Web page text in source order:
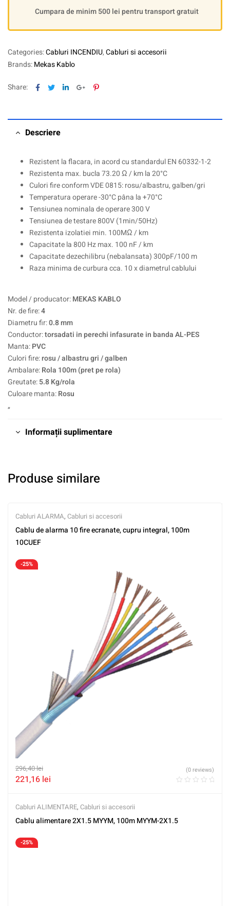
Cumpara de minim 500 lei pentru transport gratuit
Categories:Cabluri INCENDIU,Cabluri si accesorii
Brands:Mekas Kablo
Share: Facebook
TwitterLinkedinGoogle+Pinterest
Descriere
Rezistent la flacara, in acord cu standardul EN 60332-1-2
Rezistenta max. bucla 73.20 Ω / km la 20°C
Culori fire conform VDE 0815: rosu/albastru, galben/gri
Temperatura operare -30°C pâna la +70°C
Tensiunea nominala de operare 300 V
Tensiunea de testare 800V (1min/50Hz)
Rezistenta izolatiei min. 100MΩ / km
Capacitate la 800 Hz max. 100 nF / km
Capacitate dezechilibru (nebalansata) 300pF/100 m
Raza minima de curbura cca. 10 x diametrul cablului
Model / producator:MEKAS KABLO
Nr. de fire:4
Diametru fir:0.8 mm
Conductor:torsadati in perechi infasurate in banda AL-PES
Manta:PVC
Culori fire:rosu / albastru gri / galben
Ambalare:Rola 100m (pret pe rola)
Greutate:5.8 Kg/rola
Culoare manta:Rosu
„
Informații suplimentare
Produse similare
Cabluri ALARMA, Cabluri si accesorii
Cablu de alarma 10 fire ecranate, cupru integral, 100m
10CUEF
-25%
296,40lei
221,16 lei
(0 reviews)
Cabluri ALIMENTARE, Cabluri si accesorii
Cablu alimentare 2X1.5 MYYM, 100m MYYM-2X1.5
-25%